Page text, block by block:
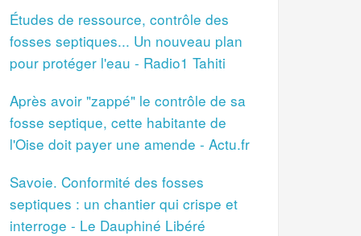
Études de ressource, contrôle des
fosses septiques... Un nouveau plan
pour protéger l'eau - Radio1 Tahiti
Après avoir "zappé" le contrôle de sa
fosse septique, cette habitante de
l'Oise doit payer une amende - Actu.fr
Savoie. Conformité des fosses
septiques : un chantier qui crispe et
interroge - Le Dauphiné Libéré